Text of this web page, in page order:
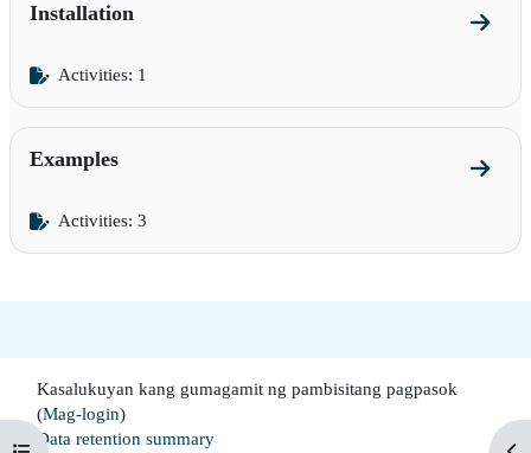
Installation
Go to
Activities: 1
Examples
Go to
Activities: 3
Kasalukuyan kang gumagamit ng pambisitang pagpasok
(Mag-login)
Data retention summary